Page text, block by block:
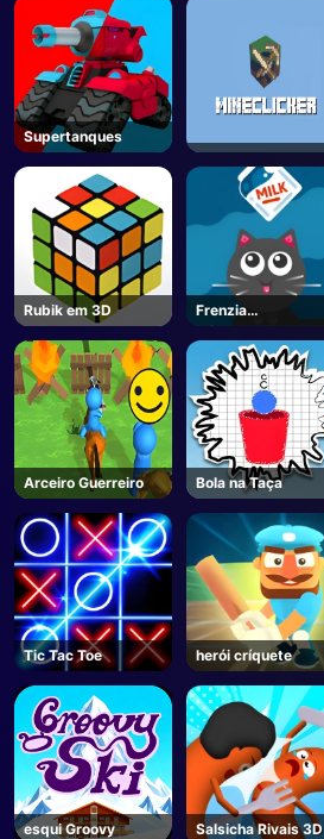
Supertanques
Rubik em 3D
Frenzia
Alimentação
Arceiro Guerreiro Bola na Taça
Tic Tac Toe herói críquete
esqui Groovy Salsicha Rivais 3D